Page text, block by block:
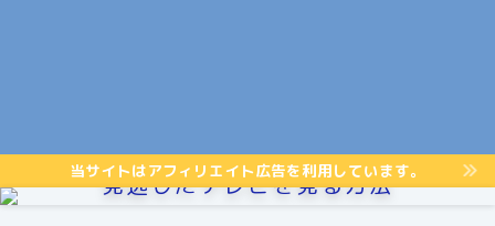
当サイトはアフィリエイト広告を利用しています。
見逃したテレビを見る方法